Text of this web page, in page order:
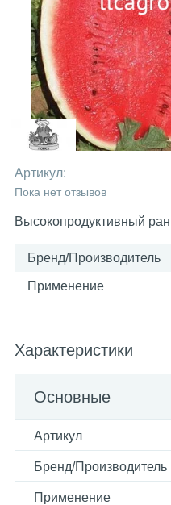
Артикул:
Пока нет отзывов
Высокопродуктивный
Бренд/Производитель
Применение
Характеристики
Основные
Артикул
Бренд/Производитель
Применение